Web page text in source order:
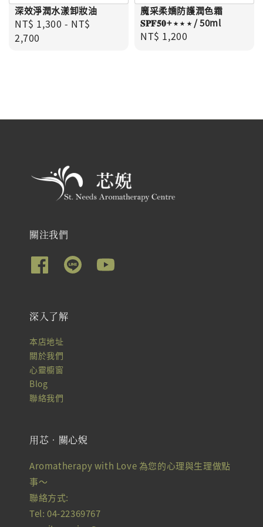
深效淨潤水漾卸妝油
Regular price
NT$ 1,300 - NT$
2,700
魔采柔嬌防護潤色霜
𝐒𝐏𝐅𝟓𝟎+ ⭑ ⭑ ⭑ / 50ml
Regular price
NT$ 1,200
關注我們
深入了解
本店地址
關於我們
心靈櫥窗
Blog
聯絡我們
用芯‧關心婗
Aromatherapy with Love 為您的心理與生理做點
事～
聯絡方式:
Tel: 04-22369767